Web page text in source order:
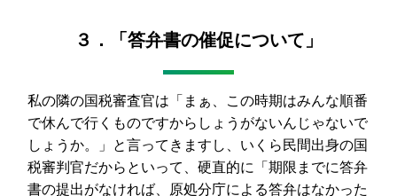
３．「答弁書の催促について」
私の隣の国税審査官は「まぁ、この時期はみんな順番
で休んで行くものですからしょうがないんじゃないで
しょうか。」と言ってきますし、いくら民間出身の国
税審判官だからといって、硬直的に「期限までに答弁
書の提出がなければ、原処分庁による答弁はなかった